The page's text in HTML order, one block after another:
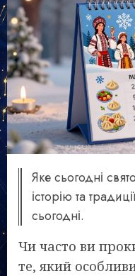
Яке сьогодні
історію та
сьогодні.
Чи часто ви
те, який